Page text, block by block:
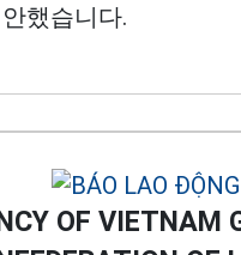
했습니다.
OF VIETNAM